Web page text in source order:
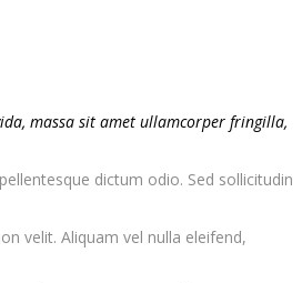
massa sit amet ullamcorper fringilla,
dictum odio. Sed sollicitudin
velit. Aliquam vel nulla eleifend,